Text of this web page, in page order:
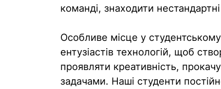
команді, знаходити
Особливе місце у
ентузіастів технологій, щоб
проявляти креативність,
задачами. Наші студенти